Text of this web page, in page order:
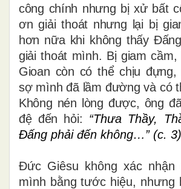
công chính nhưng bị xử bất
ơn giải thoát nhưng lại bị
hơn nữa khi không thấy
giải thoát mình. Bị giam
Gioan còn có thể chịu
sợ mình đã lầm đường và có
Không nén lòng được, ông
đệ đến hỏi: “Thưa Thầy,
Ðấng phải đến không…” (c. 3)
Đức Giêsu không xác nhận
mình bằng tước hiệu, nhưng